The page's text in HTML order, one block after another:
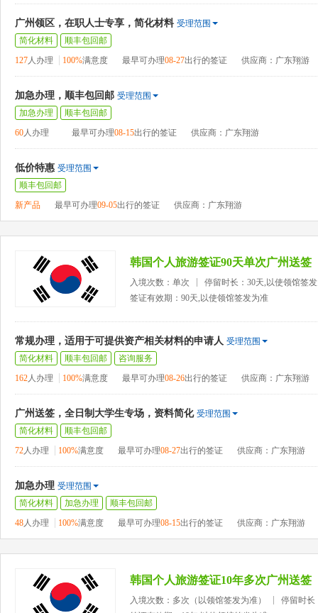
广州领区，在职人士专享，简化材料 受理范围
简化材料
顺丰包回邮
127人办理 100%满意度 最早可办理08-27出行的签证 供应商：广东翔游
加急办理，顺丰包回邮 受理范围
加急办理
顺丰包回邮
60人办理 最早可办理08-15出行的签证 供应商：广东翔游
低价特惠 受理范围
顺丰包回邮
新产品
最早可办理09-05出行的签证 供应商：广东翔游
韩国个人旅游签证90天单次广州送签
入境次数：单次
停留时长：30天,以使领馆签
签证有效期：90天,以使领馆签发为准
常规办理，适用于可提供资产相关材料的申请人 受理范围
简化材料
顺丰包回邮
咨询服务
162人办理 100%满意度 最早可办理08-26出行的签证 供应商：广东翔游
广州送签，全日制大学生专场，资料简化 受理范围
简化材料
顺丰包回邮
72人办理 100%满意度 最早可办理08-27出行的签证 供应商：广东翔游
加急办理 受理范围
简化材料
加急办理
顺丰包回邮
48人办理 100%满意度 最早可办理08-15出行的签证 供应商：广东翔游
韩国个人旅游签证10年多次广州送签
入境次数：多次（以领馆签发为准）
停留时长